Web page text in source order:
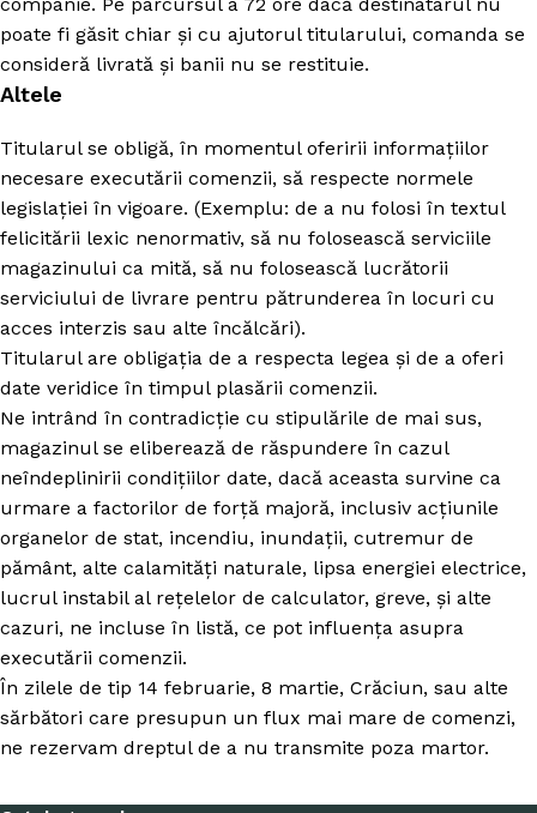
poate fi găsit chiar și cu ajutorul titularului, comanda se
consideră livrată și banii nu se restituie.
Altele
Titularul se obligă, în momentul oferirii informațiilor
necesare executării comenzii, să respecte normele
legislației în vigoare. (Exemplu: de a nu folosi în textul
felicitării lexic nenormativ, să nu folosească serviciile
magazinului ca mită, să nu folosească lucrătorii
serviciului de livrare pentru pătrunderea în locuri cu
acces interzis sau alte încălcări).
Titularul are obligația de a respecta legea și de a oferi
date veridice în timpul plasării comenzii.
Ne intrând în contradicție cu stipulările de mai sus,
magazinul se eliberează de răspundere în cazul
neîndeplinirii condițiilor date, dacă aceasta survine ca
urmare a factorilor de forță majoră, inclusiv acțiunile
organelor de stat, incendiu, inundații, cutremur de
pământ, alte calamități naturale, lipsa energiei electrice,
lucrul instabil al rețelelor de calculator, greve, și alte
cazuri, ne incluse în listă, ce pot influența asupra
executării comenzii.
În zilele de tip 14 februarie, 8 martie, Crăciun, sau alte
sărbători care presupun un flux mai mare de comenzi,
ne rezervam dreptul de a nu transmite poza martor.